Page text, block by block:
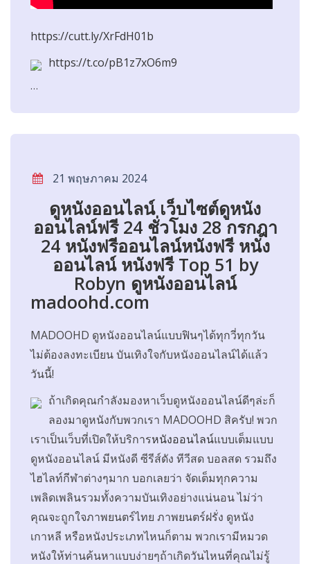
https://cutt.ly/XrFdH01b
https://t.co/pB1z7xO6m9
…
21 พฤษภาคม 2024
ดูหนังออนไลน์ เว็บไซต์ดูหนัง
ออนไลน์ฟรี 24 ชั่วโมง 28 กรกฎา
24 หนังฟรีออนไลน์หนังฟรี หนัง
ออนไลน์ หนังฟรี Top 51 by
Robyn ดูหนังออนไลน์
madoohd.com
MADOOHD ดูหนังออนไลน์แบบฟินๆได้ทุกวี่ทุกวัน
ไม่ต้องลงทะเบียน บันเทิงใจกับหนังออนไลน์ได้แล้ว
วันนี้!
ถ้าเกิดคุณกำลังมองหาเว็บดูหนังออนไลน์ดีๆล่ะก็
ลองมาดูหนังกับพวกเรา MADOOHD สิครับ! พวก
เราเป็นเว็บที่เปิดให้บริการหนังออนไลน์แบบเต็มแบบ
ดูหนังออนไลน์ มีหนังดี ซีรีส์ดัง ทีวีสด บอลสด รวมถึง
ไฮไลท์กีฬาต่างๆมาก บอกเลยว่า จัดเต็มทุกความ
เพลิดเพลินรวมทั้งความบันเทิงอย่างแน่นอน ไม่ว่า
คุณจะถูกใจภาพยนตร์ไทย ภาพยนตร์ฝรั่ง ดูหนัง
เกาหลี หรือหนังประเภทไหนก็ตาม พวกเรามีหมวด
หนังให้ท่านค้นหาแบบง่ายๆถ้าเกิดวันไหนที่คุณไม่รู้